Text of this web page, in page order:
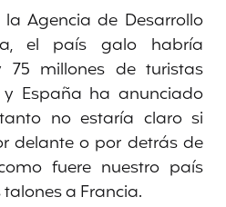
la Agencia de Desarrollo
el país galo habría
millones de turistas
y España ha anunciado
no estaría claro si
delante o por detrás de
fuere nuestro país
a Francia.